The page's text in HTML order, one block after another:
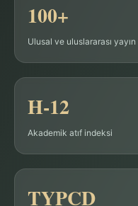
100+
Ulusal ve uluslararası yayın
H-12
Akademik atıf indeksi
TYPCD